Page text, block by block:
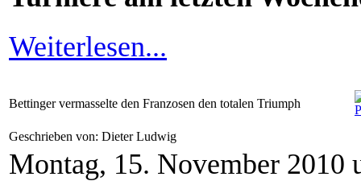
Weiterlesen...
Bettinger vermasselte den Franzosen den totalen Triumph
Geschrieben von: Dieter Ludwig
Montag, 15. November 2010